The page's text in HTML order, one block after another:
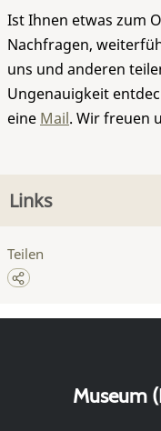
Ist Ihnen etwas zum
Nachfragen,
uns und anderen
Ungenauigkeit
eine Mail. Wir freuen
Links
Teilen
Museum